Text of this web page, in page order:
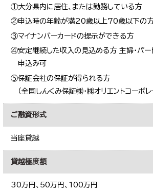
①大分県内に居住、または勤務している方
②申込時の年齢が満20歳以上70歳以下の
③マイナンバーカードの提示ができる方
④安定継続した収入の見込める方 主婦・パー
申込み可
⑤保証会社の保証が得られる方
（全国しんくみ保証㈱・㈱オリエントコーポレ
ご融資形式
当座貸越
貸越極度額
30万円、50万円、100万円